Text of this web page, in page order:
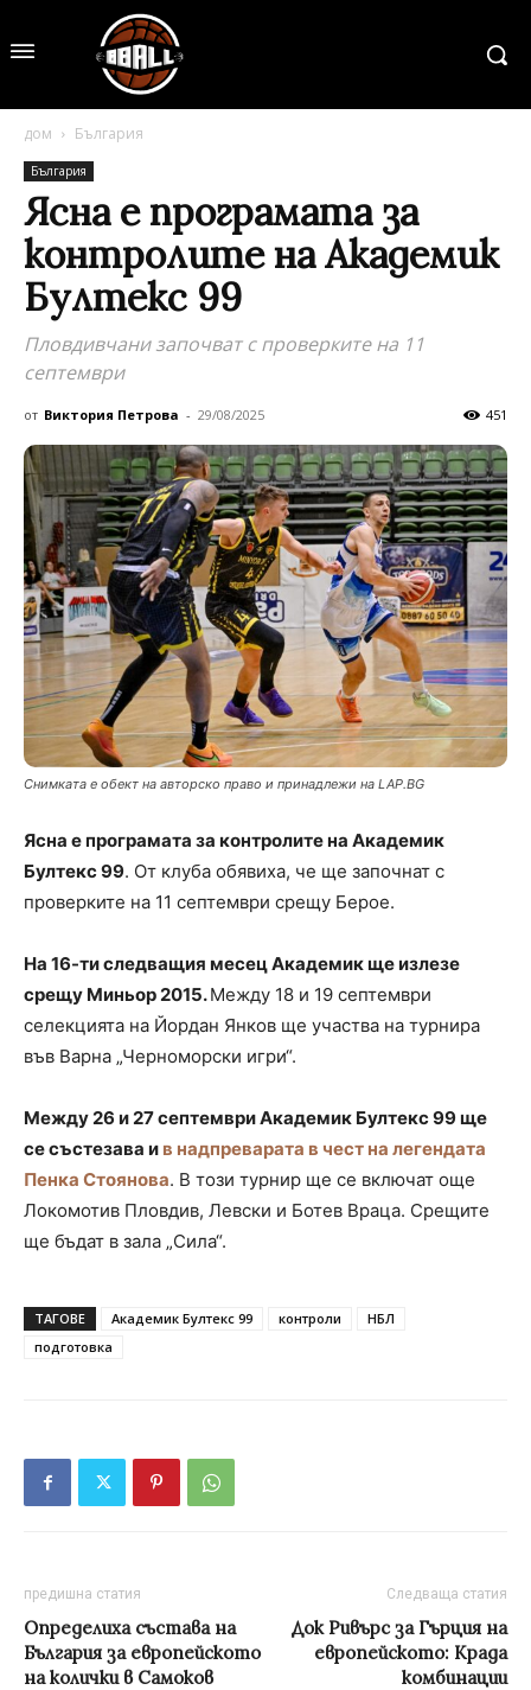
дом България
България
Ясна е програмата за
контролите на Академик
Бултекс 99
Пловдивчани започват с проверките на 11
септември
от Виктория Петрова - 29/08/2025 451
Снимката е обект на авторско право и принадлежи на LAP.BG
Ясна е програмата за контролите на Академик
Бултекс 99. От клуба обявиха, че ще започнат с
проверките на 11 септември срещу Берое.
На 16-ти следващия месец Академик ще излезе
срещу Миньор 2015.Между 18 и 19 септември
селекцията на Йордан Янков ще участва на турнира
във Варна „Черноморски игри“.
Между 26 и 27 септември Академик Бултекс 99 ще
се състезава и в надпреварата в чест на легендата
Пенка Стоянова. В този турнир ще се включат още
Локомотив Пловдив, Левски и Ботев Враца. Срещите
ще бъдат в зала „Сила“.
ТАГОВЕ Академик Бултекс 99 контроли
НБЛ
подготовка
предишна статия
Определиха състава на
България за европейското
на колички в Самоков
Следваща статия
Док Ривърс за Гърция на
европейското: Крада
комбинации